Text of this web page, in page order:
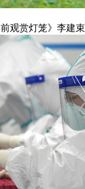
观赏灯笼》李建束